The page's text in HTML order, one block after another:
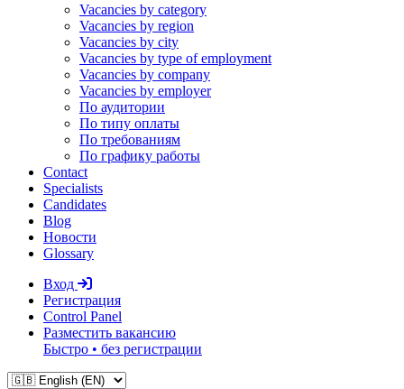
Vacancies by category
Vacancies by region
Vacancies by city
Vacancies by type of employment
Vacancies by company
Vacancies by employer
По аудитории
По типу оплаты
По требованиям
По графику работы
Contact
Specialists
Candidates
Blog
Новости
Glossary
Вход
Регистрация
Control Panel
Разместить вакансию
Быстро • без регистрации